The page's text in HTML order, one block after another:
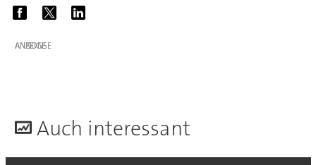
ANZEIGE
Auch interessant